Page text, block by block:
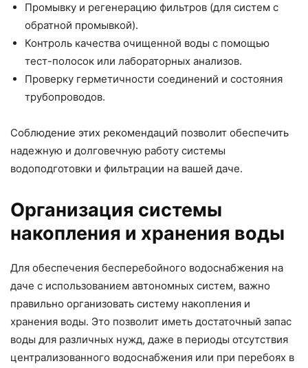
Промывку и регенерацию фильтров (для систем с
обратной промывкой).
Контроль качества очищенной воды с помощью
тест-полосок или лабораторных анализов.
Проверку герметичности соединений и состояния
трубопроводов.
Соблюдение этих рекомендаций позволит обеспечить
надежную и долговечную работу системы
водоподготовки и фильтрации на вашей даче.
Организация системы
накопления и хранения воды
Для обеспечения бесперебойного водоснабжения на
даче с использованием автономных систем, важно
правильно организовать систему накопления и
хранения воды. Это позволит иметь достаточный запас
воды для различных нужд, даже в периоды отсутствия
централизованного водоснабжения или при перебоях в